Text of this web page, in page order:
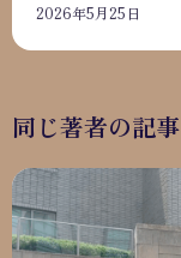
2026年5月25日
同じ著者の記事
HSPの私がキャリ